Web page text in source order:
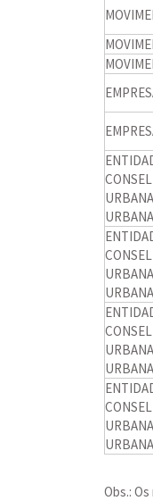
Obs.: